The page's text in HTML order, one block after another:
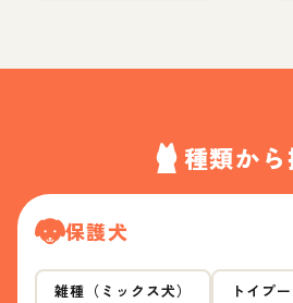
種類から
保護犬
雑種（ミックス犬） トイプ